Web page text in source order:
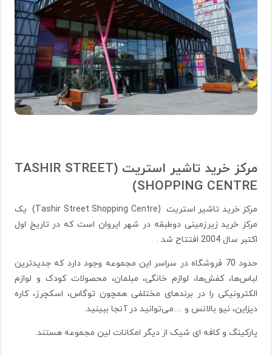
مرکز خرید تاشیر استریت (TASHIR STREET
SHOPPING CENTRE)
مرکز خرید تاشیر استریت (Tashir Street Shopping Centre) یک
مرکز خرید زیرزمینی دوطبقه در شهر ایروان است که در تاریخ اول
اکتبر سال 2004 افتتاح شد .
حدود 70 فروشگاه در سراسر این مجموعه وجود دارد که جدیدترین
لباس‌ها، کفش‌ها، لوازم خانگی، مبلمان، محصولات کودک و لوازم
الکترونیکی را در برندهای مختلفی همچون توگاس، اسکچرز، کاره
دیزاین، نیو بالانس و …می‌توانید در آنجا ببینید.
پارکینگ و کافه ای شیک از دیگر امکانات لین مجموعه هستند.